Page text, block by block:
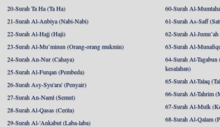
20-Surah Ta Ha (Ta Ha)
21-Surah Al-Anbiya (Nabi-Nabi)
22-Surah Al-Hajj (Haji)
23-Surah Al-Mu’minun (Orang-orang mukmin)
24-Surah An-Nur (Cahaya)
25-Surah Al-Furqan (Pembeda)
26-Surah Asy-Syu'ara' (Penyair)
27-Surah An-Naml (Semut)
28-Surah Al-Qasas (Cerita)
29-Surah Al-'Ankabut (Laba-laba)
60-Surah Al-
61-Surah As-Saff
62-Surah Al-
63-Surah Al-
64-Surah At-Tagabun
kesalahan)
65-Surah At-Talaq
66-Surah At-Tahrim
67-Surah Al-Mulk
68-Surah Al-Qalam